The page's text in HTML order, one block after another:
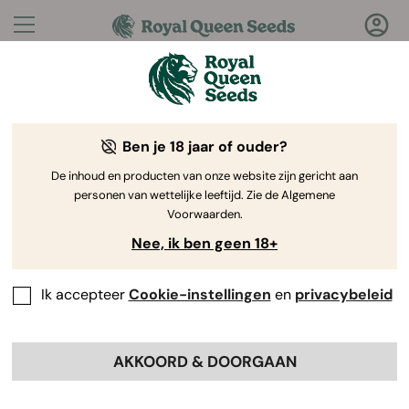
Vragen?Antwoorden!
Welkom bij de Royal Queen Seeds Help Center
Help Center > Producten en
Back
Wat is een vaporizer?
Ben je 18 jaar of ouder?
De inhoud en producten van onze website zijn gericht aan
personen van wettelijke leeftijd. Zie de Algemene
Voorwaarden.
Nee, ik ben geen 18+
Ik accepteerCookie-instellingen en privacybeleid
AKKOORD & DOORGAAN